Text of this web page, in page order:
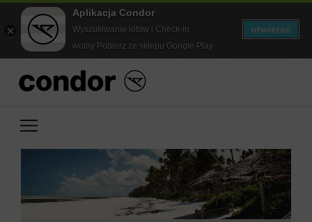
Aplikacja Condor
Wyszukiwanie lotów i Check-in
wolny Pobierz ze sklepu Google Play
otwierać